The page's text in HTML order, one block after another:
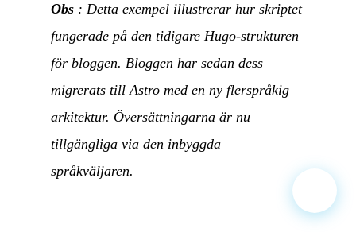
Obs : Detta exempel illustrerar hur skriptet
fungerade på den tidigare Hugo-strukturen
för bloggen. Bloggen har sedan dess
migrerats till Astro med en ny flerspråkig
arkitektur. Översättningarna är nu
tillgängliga via den inbyggda
språkväljaren.